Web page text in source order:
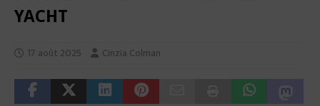
YACHT
17 août 2025 Cinzia Colman